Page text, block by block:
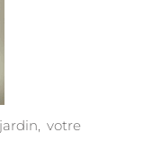
votre